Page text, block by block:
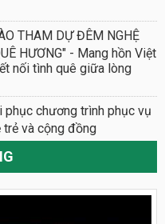
THAM DỰ ĐÊM NGHỆ
HƯƠNG" - Mang hồn Việt
nối tình quê giữa lòng
phục chương trình phục vụ
trẻ và cộng đồng